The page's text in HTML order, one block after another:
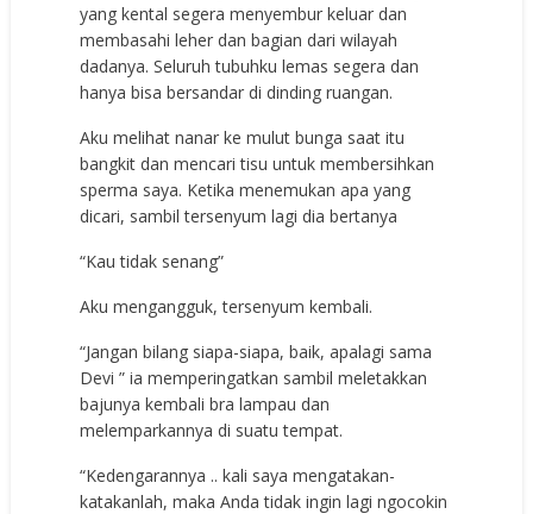
yang kental segera menyembur keluar dan
membasahi leher dan bagian dari wilayah
dadanya. Seluruh tubuhku lemas segera dan
hanya bisa bersandar di dinding ruangan.
Aku melihat nanar ke mulut bunga saat itu
bangkit dan mencari tisu untuk membersihkan
sperma saya. Ketika menemukan apa yang
dicari, sambil tersenyum lagi dia bertanya
“Kau tidak senang”
Aku mengangguk, tersenyum kembali.
“Jangan bilang siapa-siapa, baik, apalagi sama
Devi ” ia memperingatkan sambil meletakkan
bajunya kembali bra lampau dan
melemparkannya di suatu tempat.
“Kedengarannya .. kali saya mengatakan-
katakanlah, maka Anda tidak ingin lagi ngocokin